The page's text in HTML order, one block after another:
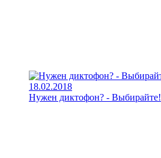
18.02.2018
Нужен диктофон? - Выбирайте!